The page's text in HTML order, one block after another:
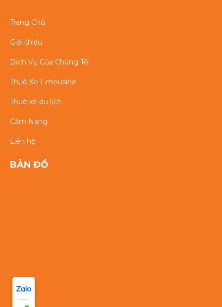
Trang Chủ
Giới thiệu
Dịch Vụ Của Chúng Tôi
Thuê Xe Limousine
Thuê xe du lịch
Cẩm Nang
Liên hệ
BẢN ĐỒ